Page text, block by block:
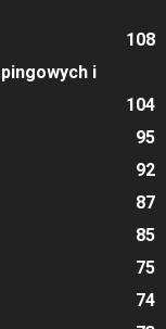
108
i
104
95
92
87
85
75
74